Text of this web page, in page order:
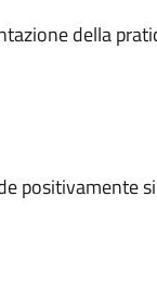
della
positivamente